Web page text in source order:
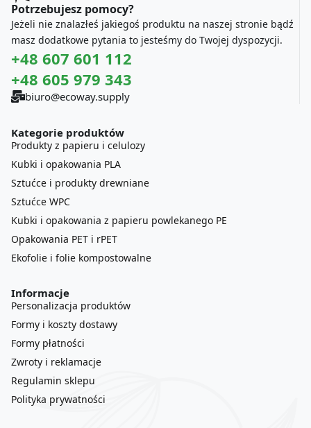
Potrzebujesz pomocy?
Jeżeli nie znalazłeś jakiegoś produktu na naszej stronie bądź
masz dodatkowe pytania to jesteśmy do Twojej dyspozycji.
+48 607 601 112
+48 605 979 343
biuro@ecoway.supply
Kategorie produktów
Produkty z papieru i celulozy
Kubki i opakowania PLA
Sztućce i produkty drewniane
Sztućce WPC
Kubki i opakowania z papieru powlekanego PE
Opakowania PET i rPET
Ekofolie i folie kompostowalne
Informacje
Personalizacja produktów
Formy i koszty dostawy
Formy płatności
Zwroty i reklamacje
Regulamin sklepu
Polityka prywatności